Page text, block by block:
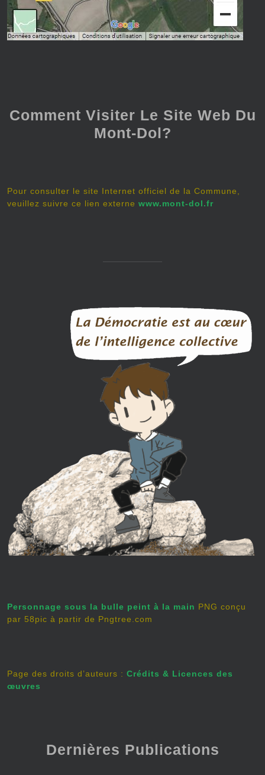
Comment Visiter Le Site Web Du
Mont-Dol?
Pour consulter le site Internet officiel de la Commune,
veuillez suivre ce lien externe www.mont-dol.fr
Personnage sous la bulle peint à la main PNG conçu
par 58pic à partir de Pngtree.com
Page des droits d’auteurs : Crédits & Licences des
œuvres
Dernières Publications